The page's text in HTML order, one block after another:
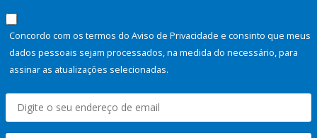
Concordo com os termos do Aviso de Privacidade e consinto que meus
dados pessoais sejam processados, na medida do necessário, para
assinar as atualizações selecionadas.